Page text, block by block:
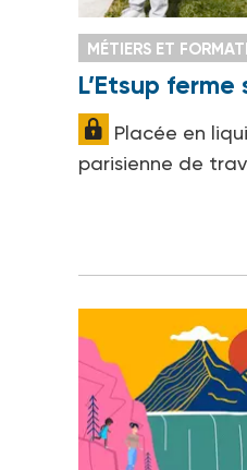
MÉTIERS ET
L’Etsup
Placée en
parisienne de